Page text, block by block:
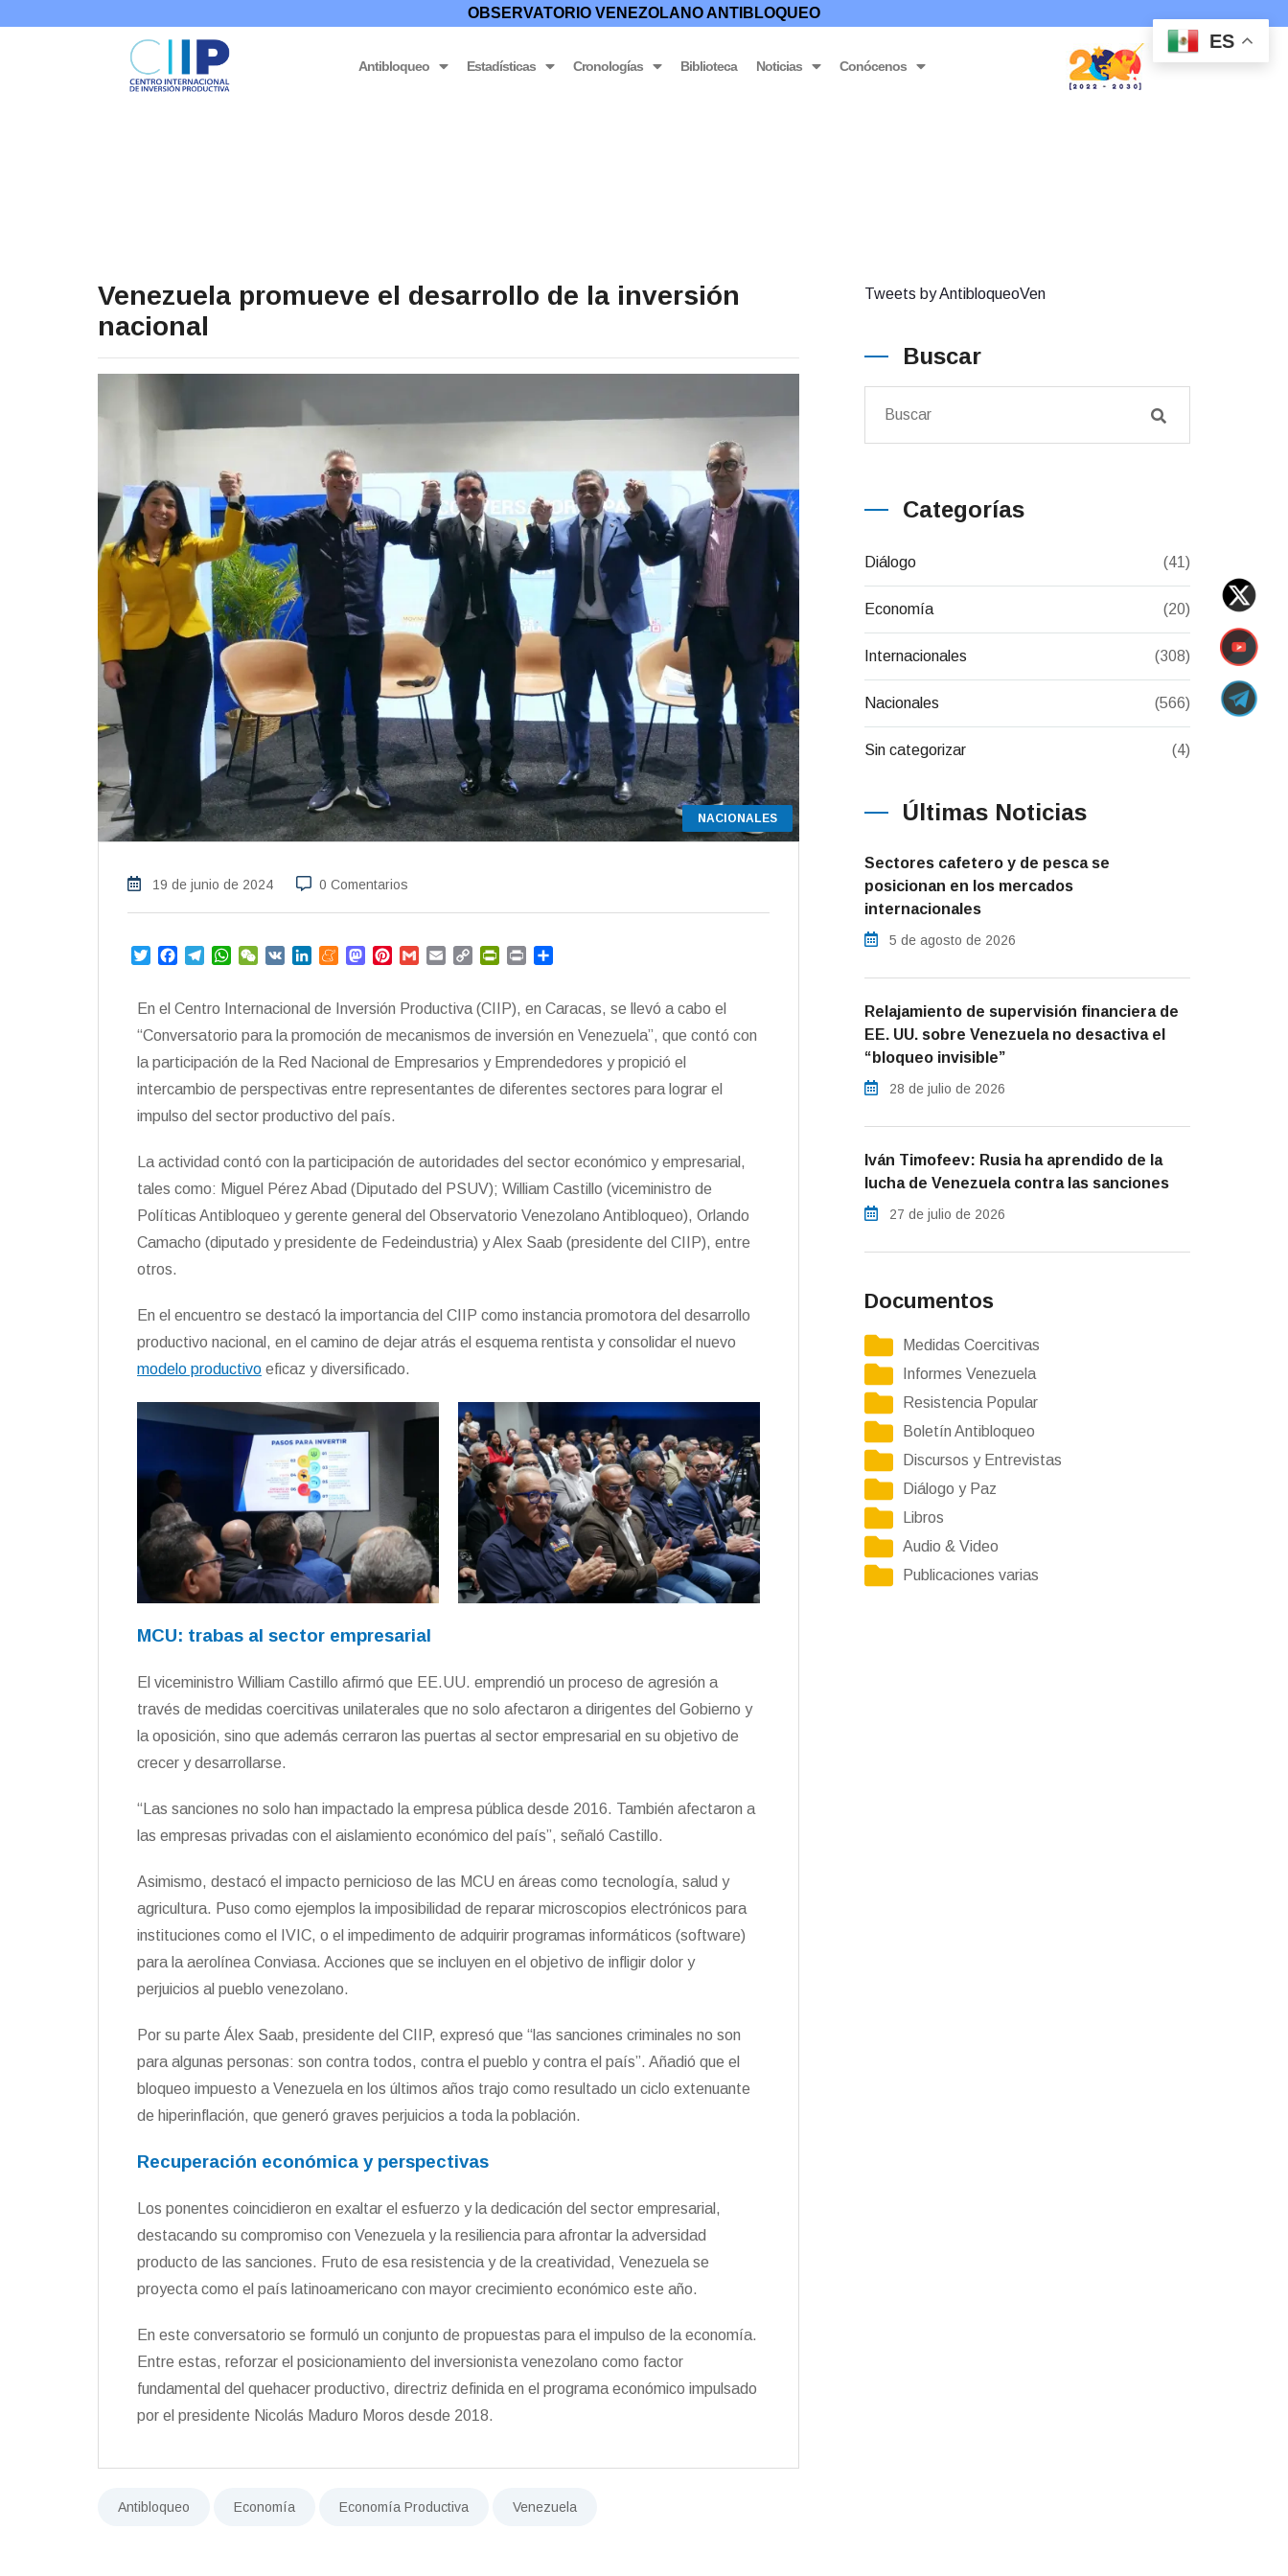
OBSERVATORIO VENEZOLANO ANTIBLOQUEO
Antibloqueo Estadísticas Cronologías Biblioteca Noticias Conócenos
Venezuela promueve el desarrollo de la inversión
nacional
NACIONALES
19 de junio de 2024 0 Comentarios
T
t
t
r
e
b
o
k
e
g
a
m
W
t
s
p
p
W
h
a
k
e
I
n
M
e
a
e
M
t
o
o
n
t
e
e
s
G
i
l
i
l
y
L
n
k
n
t
r
i
y
n
t
p
a
t
i
En el Centro Internacional de Inversión Productiva (CIIP), en Caracas, se llevó a cabo el
“Conversatorio para la promoción de mecanismos de inversión en Venezuela”, que contó con
la participación de la Red Nacional de Empresarios y Emprendedores y propició el
intercambio de perspectivas entre representantes de diferentes sectores para lograr el
impulso del sector productivo del país.
La actividad contó con la participación de autoridades del sector económico y empresarial,
tales como: Miguel Pérez Abad (Diputado del PSUV); William Castillo (viceministro de
Políticas Antibloqueo y gerente general del Observatorio Venezolano Antibloqueo), Orlando
Camacho (diputado y presidente de Fedeindustria) y Alex Saab (presidente del CIIP), entre
otros.
En el encuentro se destacó la importancia del CIIP como instancia promotora del desarrollo
productivo nacional, en el camino de dejar atrás el esquema rentista y consolidar el nuevo
modelo productivo eficaz y diversificado.
MCU: trabas al sector empresarial
El viceministro William Castillo afirmó que EE.UU. emprendió un proceso de agresión a
través de medidas coercitivas unilaterales que no solo afectaron a dirigentes del Gobierno y
la oposición, sino que además cerraron las puertas al sector empresarial en su objetivo de
crecer y desarrollarse.
“Las sanciones no solo han impactado la empresa pública desde 2016. También afectaron a
las empresas privadas con el aislamiento económico del país”, señaló Castillo.
Asimismo, destacó el impacto pernicioso de las MCU en áreas como tecnología, salud y
agricultura. Puso como ejemplos la imposibilidad de reparar microscopios electrónicos para
instituciones como el IVIC, o el impedimento de adquirir programas informáticos (software)
para la aerolínea Conviasa. Acciones que se incluyen en el objetivo de infligir dolor y
perjuicios al pueblo venezolano.
Por su parte Álex Saab, presidente del CIIP, expresó que “las sanciones criminales no son
para algunas personas: son contra todos, contra el pueblo y contra el país”. Añadió que el
bloqueo impuesto a Venezuela en los últimos años trajo como resultado un ciclo extenuante
de hiperinflación, que generó graves perjuicios a toda la población.
Recuperación económica y perspectivas
Los ponentes coincidieron en exaltar el esfuerzo y la dedicación del sector empresarial,
destacando su compromiso con Venezuela y la resiliencia para afrontar la adversidad
producto de las sanciones. Fruto de esa resistencia y de la creatividad, Venezuela se
proyecta como el país latinoamericano con mayor crecimiento económico este año.
En este conversatorio se formuló un conjunto de propuestas para el impulso de la economía.
Entre estas, reforzar el posicionamiento del inversionista venezolano como factor
fundamental del quehacer productivo, directriz definida en el programa económico impulsado
por el presidente Nicolás Maduro Moros desde 2018.
Antibloqueo Economía Economía Productiva Venezuela
Tweets by AntibloqueoVen
Buscar
Categorías
Diálogo (41)
Economía (20)
Internacionales (308)
Nacionales (566)
Sin categorizar (4)
Últimas Noticias
Sectores cafetero y de pesca se
posicionan en los mercados
internacionales
5 de agosto de 2026
Relajamiento de supervisión financiera de
EE. UU. sobre Venezuela no desactiva el
“bloqueo invisible”
28 de julio de 2026
Iván Timofeev: Rusia ha aprendido de la
lucha de Venezuela contra las sanciones
27 de julio de 2026
Documentos
Medidas Coercitivas
Informes Venezuela
Resistencia Popular
Boletín Antibloqueo
Discursos y Entrevistas
Diálogo y Paz
Libros
Audio & Video
Publicaciones varias
ES